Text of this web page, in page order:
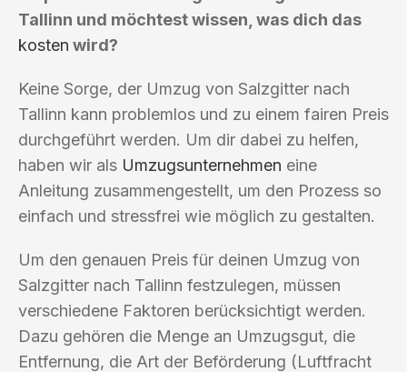
Tallinn und möchtest wissen, was dich das
kosten wird?
Keine Sorge, der Umzug von Salzgitter nach
Tallinn kann problemlos und zu einem fairen Preis
durchgeführt werden. Um dir dabei zu helfen,
haben wir als Umzugsunternehmen eine
Anleitung zusammengestellt, um den Prozess so
einfach und stressfrei wie möglich zu gestalten.
Um den genauen Preis für deinen Umzug von
Salzgitter nach Tallinn festzulegen, müssen
verschiedene Faktoren berücksichtigt werden.
Dazu gehören die Menge an Umzugsgut, die
Entfernung, die Art der Beförderung (Luftfracht